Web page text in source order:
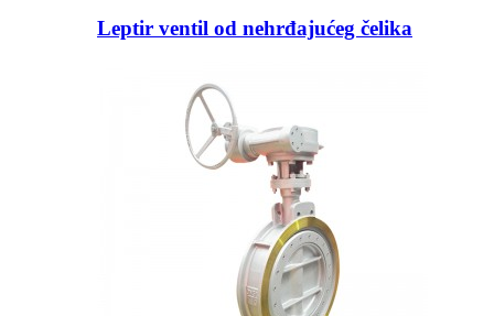
Leptir ventil od nehrđajućeg čelika